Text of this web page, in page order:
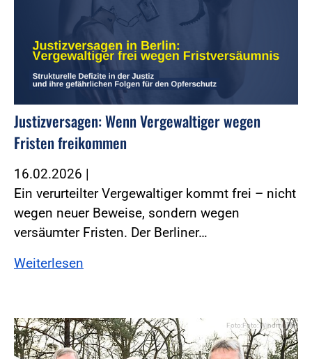
Justizversagen: Wenn Vergewaltiger wegen
Fristen freikommen
16.02.2026 |
Ein verurteilter Vergewaltiger kommt frei – nicht
wegen neuer Beweise, sondern wegen
versäumter Fristen. Der Berliner…
Weiterlesen
Foto:Foto: Windmüller